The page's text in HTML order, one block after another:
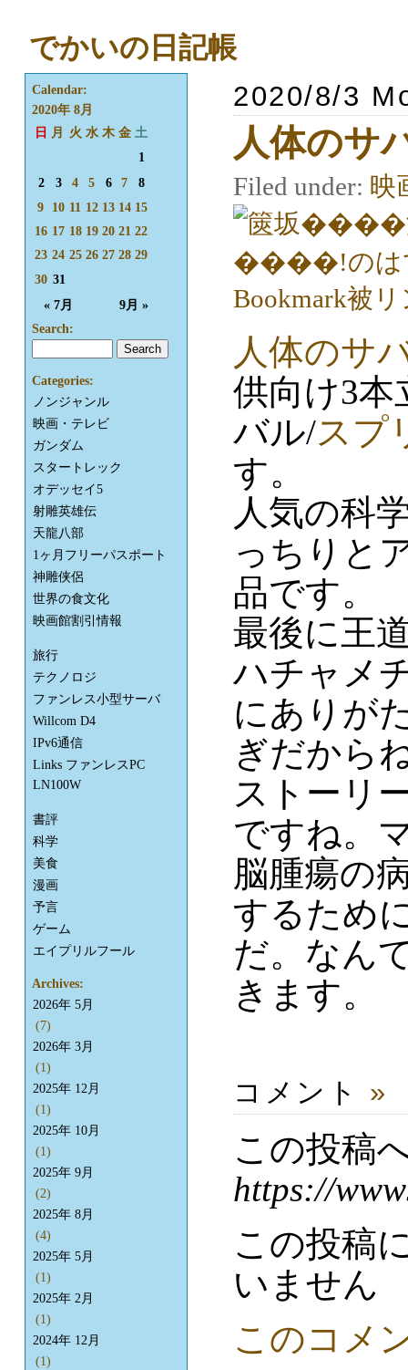
でかいの日記帳
2020/8/3
人体のサ
Filed under: 映
人体のサ
供向け3
バル/スプ
す。
人気の科
っちりと
品です。
最後に王
ハチャメ
にありが
ぎだから
ストーリ
ですね。
脳腫瘍の
するため
だ。なん
きます。
コメント »
この投稿
https://
この投稿
いません
このコメ
Calendar:
2020年 8月
日
月 火 水 木 金 土
« 7月 9月 »
1
2
3 4 5 6 7
8
9
10 11 12 13 14 15
16 17 18 19 20 21 22
23 24 25 26 27 28 29
30 31
Search:
Categories:
ノンジャンル
映画・テレビ
ガンダム
スタートレック
オデッセイ5
射雕英雄伝
天龍八部
1ヶ月フリーパスポート
神雕侠侶
世界の食文化
映画館割引情報
旅行
テクノロジ
ファンレス小型サーバ
Willcom D4
IPv6通信
Links ファンレスPC
LN100W
書評
科学
美食
漫画
予言
ゲーム
エイプリルフール
Archives:
2026年 5月
(7)
2026年 3月
(1)
2025年 12月
(1)
2025年 10月
(1)
2025年 9月
(2)
2025年 8月
(4)
2025年 5月
(1)
2025年 2月
(1)
2024年 12月
(1)